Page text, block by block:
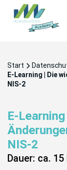
IT-
Marketing
Schweiz
Alle
Start
E-Learning | Die
NIS-2
E-
NIS-2
Dauer: ca.